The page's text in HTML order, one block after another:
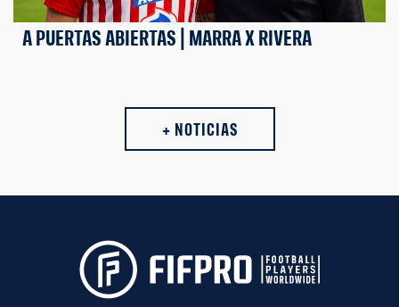
A PUERTAS ABIERTAS | MARRA X RIVERA
+ NOTICIAS